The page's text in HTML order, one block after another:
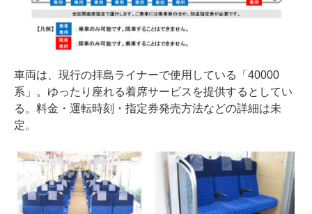
車両は、現行の拝島ライナーで使用している「40000
系」。ゆったり座れる着席サービスを提供するとしてい
る。料金・運転時刻・指定券発売方法などの詳細は未
定。